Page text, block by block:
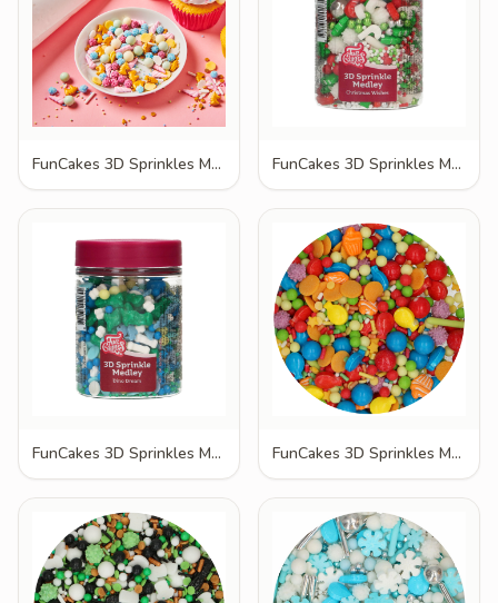
FunCakes 3D Sprinkles Medley Be a Unicorn 70g FunCakes 3D Sprinkles Medley Christmas Wishes 70g
FunCakes 3D Sprinkles Medley Dino Dream 70g FunCakes 3D Sprinkles Medley Fødselsdag Bash 70g